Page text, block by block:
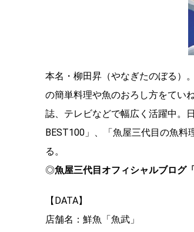
本名・柳田昇（やなぎたのぼる）
の簡単料理や魚のおろし方をてい
誌、テレビなどで幅広く活躍中。
BEST100」、「魚屋三代目の魚
る。
◎魚屋三代目オフィシャルブログ
【DATA】
店舗名：鮮魚「魚武」